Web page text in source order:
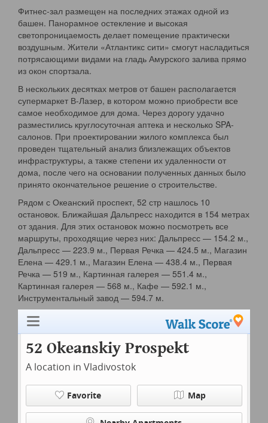
Фитнес-зал размещен на последних этажах одной из
башен. Панорамное остекление и высокая
светопроницаемость делает помещение практически
воздушным. Жители «Атлантикс сити» смогут насладиться
потрясающими видами на гладь Амурского залива прямо
из окон спортзала.
В нескольких десятках метров от башен располагается
супермаркет В-Лазер, в котором можно приобрести все
самое необходимое для дома. Через дорогу удачно
разместились круглосуточная аптека и несколько SPA-
салонов. При проектировании жилого комплекса был
проведен тщательный анализ близлежащих объектов
инфраструктуры, а также степени их удаленности от
дома, после чего на основании полученных данных было
принято окончательное решение о строительстве.
Рядом с Океанский проспект, 52 стр нашлось 10
остановок. Ближайшая Дальпресс находится в 154 метрах
от здания. Для этих остановок можно посмотреть все
маршруты, проходящие через них: Дальпресс — 154.2 м.,
Дальпресс — 223.9 м., Первая Речка — 424.5 м., Магазин
Елена — 429.1 м., Магазин Елена — 438.4 м., Первая
Речка — 519 м., Картинная галерея — 551.4 м.,
Картинная галерея — 568 м., Кафе — 592.1 м.,
Инструментальный завод — 594.7 м.